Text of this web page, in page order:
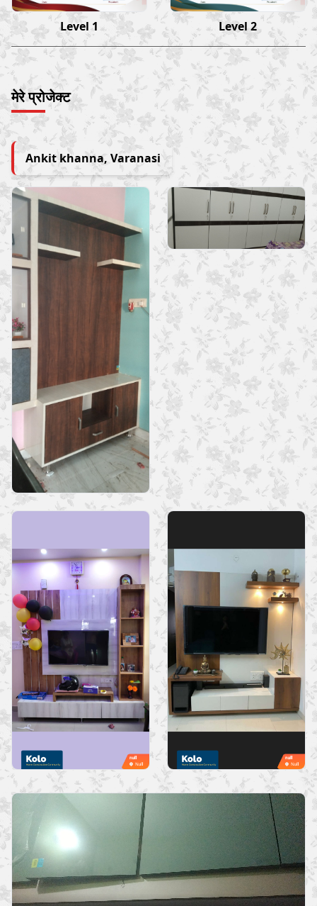
Level 1 Level 2
मेरे प्रोजेक्ट
Ankit khanna, Varanasi